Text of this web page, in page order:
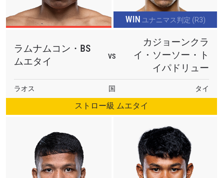
WIN ユナニマス判定 (R3)
ラムナムコン・BS
ムエタイ
VS
カジョーンクラ
イ・ソーソー・ト
イパドリュー
ラオス 国 タイ
ストロー級 ムエタイ